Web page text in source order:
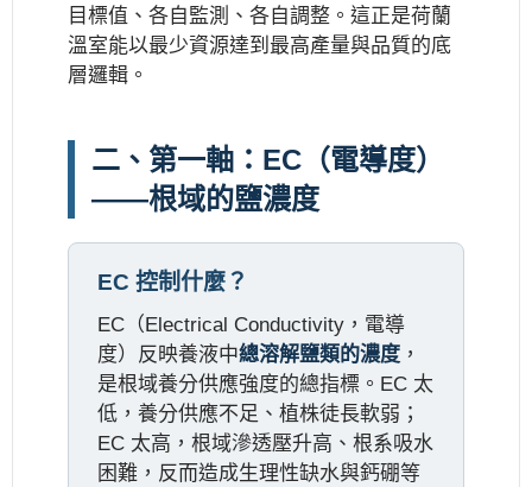
目標值、各自監測、各自調整。這正是荷蘭
溫室能以最少資源達到最高產量與品質的底
層邏輯。
二、第一軸：EC（電導度）
——根域的鹽濃度
EC 控制什麼？
EC（Electrical Conductivity，電導
度）反映養液中總溶解鹽類的濃度 ，
是根域養分供應強度的總指標。EC 太
低，養分供應不足、植株徒長軟弱；
EC 太高，根域滲透壓升高、根系吸水
困難，反而造成生理性缺水與鈣硼等